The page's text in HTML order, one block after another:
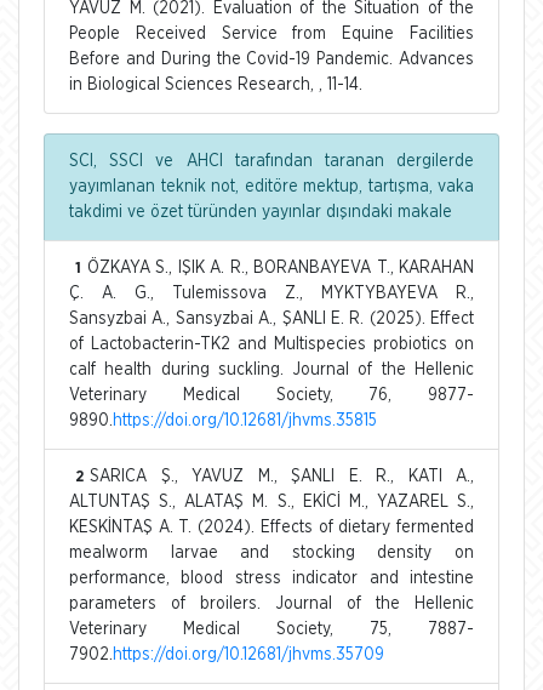
YAVUZ M. (2021). Evaluation of the Situation of the
People Received Service from Equine Facilities
Before and During the Covid-19 Pandemic. Advances
in Biological Sciences Research, , 11-14.
SCI, SSCI ve AHCI tarafından taranan dergilerde
yayımlanan teknik not, editöre mektup, tartışma, vaka
takdimi ve özet türünden yayınlar dışındaki makale
1
ÖZKAYA S., IŞIK A. R., BORANBAYEVA T., KARAHAN
Ç. A. G., Tulemissova Z., MYKTYBAYEVA R.,
Sansyzbai A., Sansyzbai A., ŞANLI E. R. (2025). Effect
of Lactobacterin-TK2 and Multispecies probiotics on
calf health during suckling. Journal of the Hellenic
Veterinary Medical Society, 76, 9877-
9890. https://doi.org/10.12681/jhvms.35815
2 SARICA Ş., YAVUZ M., ŞANLI E. R., KATI A.,
ALTUNTAŞ S., ALATAŞ M. S., EKİCİ M., YAZAREL S.,
KESKİNTAŞ A. T. (2024). Effects of dietary fermented
mealworm larvae and stocking density on
performance, blood stress indicator and intestine
parameters of broilers. Journal of the Hellenic
Veterinary Medical Society, 75, 7887-
7902. https://doi.org/10.12681/jhvms.35709